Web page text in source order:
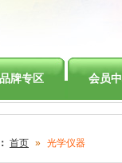
品牌专区 会员
首页 » 光学仪器